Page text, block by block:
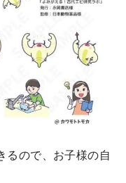
るので、お子様の自